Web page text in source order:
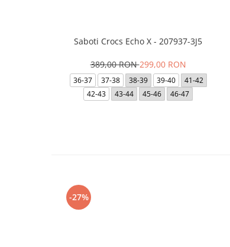
Saboti Crocs Echo X - 207937-3J5
389,00 RON299,00 RON
36-37 37-38 38-39 39-40
41-42
42-43
43-44 45-46 46-47
-27%